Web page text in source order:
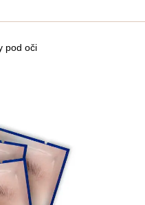
pod oči